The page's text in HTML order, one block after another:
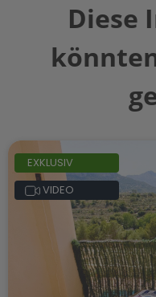
Diese
EXKLUSIV
VIDEO